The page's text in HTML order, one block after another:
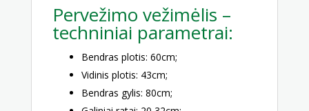
Pervežimo vežimėlis –
techniniai parametrai:
Bendras plotis: 60cm;
Vidinis plotis: 43cm;
Bendras gylis: 80cm;